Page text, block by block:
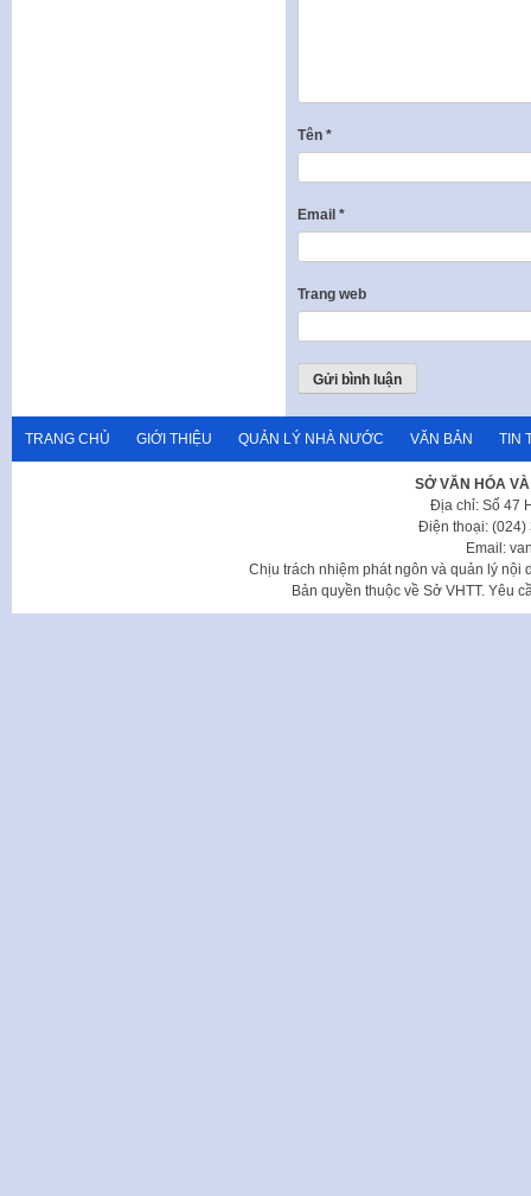
Tên *
Email *
Trang web
TRANG CHỦ GIỚI THIỆU QUẢN LÝ NHÀ NƯỚC VĂN BẢN TIN
SỞ VĂN HÓA
Địa chỉ: Số 47
Điện thoại: (024)
Email:
Chịu trách nhiệm phát ngôn và quản lý nội
Bản quyền thuộc về Sở VHTT. Yêu